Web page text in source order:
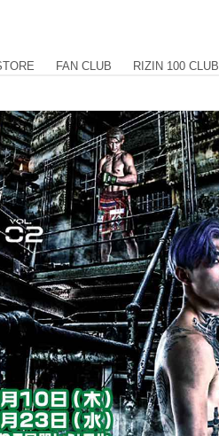
FAN CLUB RIZIN 100 CLUB